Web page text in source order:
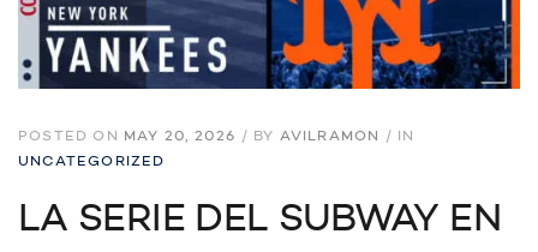
POSTED ON MAY 20, 2026 / BY AVILRAMON /
IN
UNCATEGORIZED
LA SERIE DEL SUBWAY EN